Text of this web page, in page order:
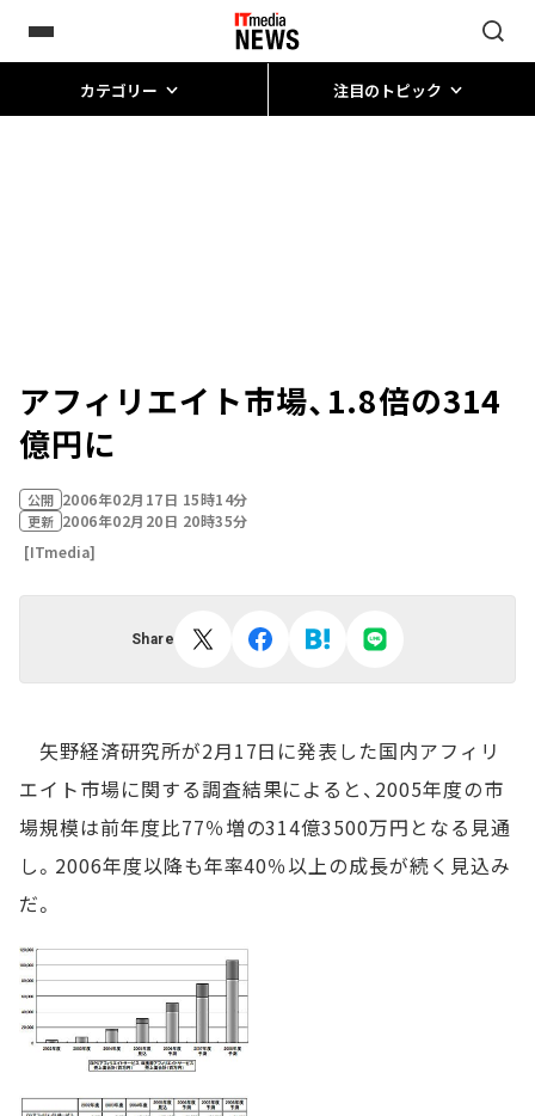
カテゴリー 注目のトピック
アフィリエイト市場、1.8倍の314
億円に
公開 2006年02月17日 15時14分
更新 2006年02月20日 20時35分
[ITmedia]
Share
矢野経済研究所が2月17日に発表した国内アフィリ
エイト市場に関する調査結果によると、2005年度の市
場規模は前年度比77％増の314億3500万円となる見通
し。2006年度以降も年率40％以上の成長が続く見込み
だ。